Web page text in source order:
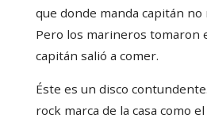
que donde manda capitán
Pero los marineros tomaron
capitán salió a comer.
Éste es un disco
rock marca de la casa como